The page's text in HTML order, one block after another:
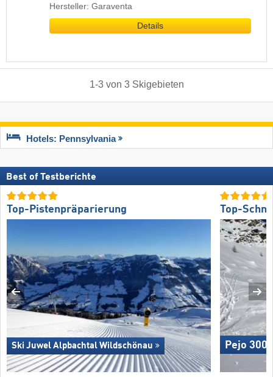
Hersteller: Garaventa
Details
1-3von 3 Skigebieten
Hotels: Pennsylvania
Best of Testberichte
Top-Pistenpräparierung
Ski Juwel Alpbachtal Wildschönau
Top-
Pejo 3000